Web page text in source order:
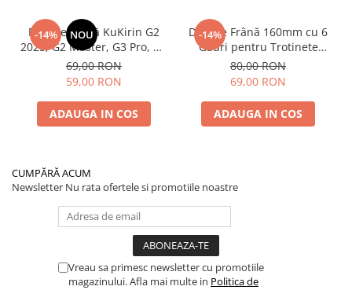
-14% NOU
Plăcuțe Frână KuKirin G2
2025, G2 Master, G3 Pro, G4
– Set 2 Bucăți (Față sau
Spate) Premium
69,00 RON
59,00 RON
ADAUGA IN COS
-14%
Disc de Frână 160mm cu 6
Găuri pentru Trotinete
Electrice KuKirin G4 (Model
2025) și KuKirin G2 –
Performanță Premium
80,00 RON
69,00 RON
ADAUGA IN COS
CUMPĂRĂ ACUM
Newsletter Nu rata ofertele si promotiile noastre
Vreau sa primesc newsletter cu promotiile
magazinului. Afla mai multe in Politica de